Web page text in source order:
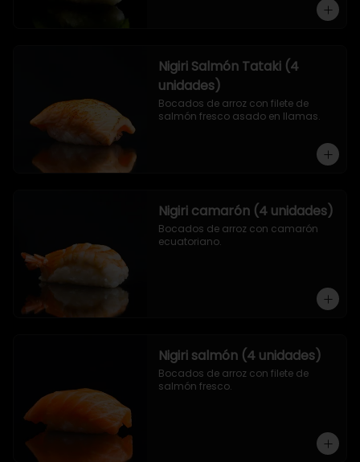
Nigiri Salmón Tataki (4
unidades)
Bocados de arroz con filete de
salmón fresco asado en llamas.
Nigiri camarón (4 unidades)
Bocados de arroz con camarón
ecuatoriano.
Nigiri salmón (4 unidades)
Bocados de arroz con filete de
salmón fresco.